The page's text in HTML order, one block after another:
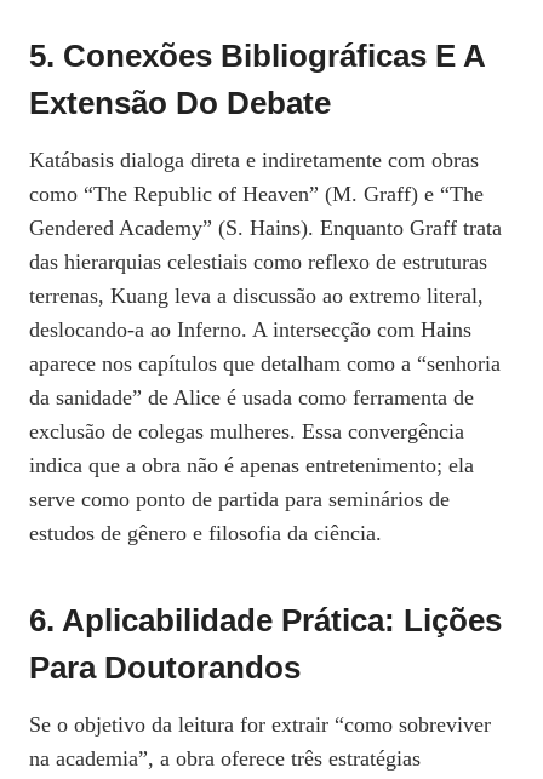
5. Conexões Bibliográficas E A
Extensão Do Debate
Katábasis dialoga direta e indiretamente com obras
como “The Republic of Heaven” (M. Graff) e “The
Gendered Academy” (S. Hains). Enquanto Graff trata
das hierarquias celestiais como reflexo de estruturas
terrenas, Kuang leva a discussão ao extremo literal,
deslocando‑a ao Inferno. A intersecção com Hains
aparece nos capítulos que detalham como a “senhoria
da sanidade” de Alice é usada como ferramenta de
exclusão de colegas mulheres. Essa convergência
indica que a obra não é apenas entretenimento; ela
serve como ponto de partida para seminários de
estudos de gênero e filosofia da ciência.
6. Aplicabilidade Prática: Lições
Para Doutorandos
Se o objetivo da leitura for extrair “como sobreviver
na academia”, a obra oferece três estratégias